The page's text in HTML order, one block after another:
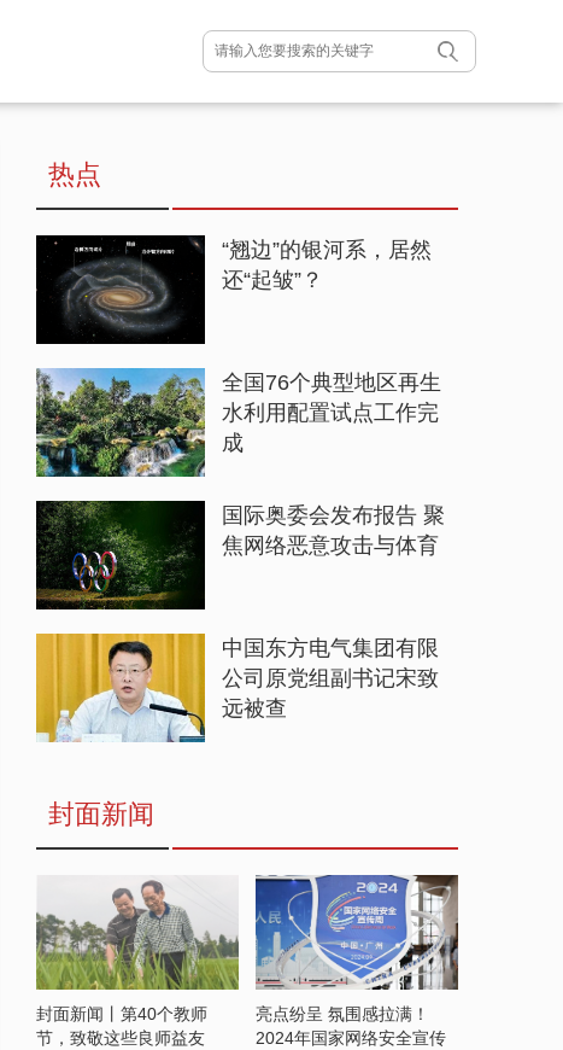
热点
“翘边”的银河系，居然
还“起皱”？
全国76个典型地区再生
水利用配置试点工作完
成
国际奥委会发布报告 聚
焦网络恶意攻击与体育
中国东方电气集团有限
公司原党组副书记宋致
远被查
封面新闻
封面新闻丨第40个教师
节，致敬这些良师益友
亮点纷呈 氛围感拉满！
2024年国家网络安全宣传